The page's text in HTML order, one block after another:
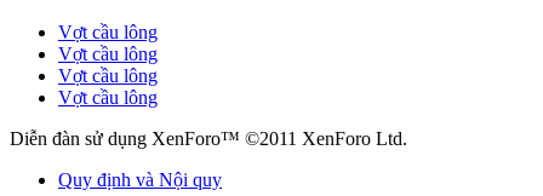
Vợt cầu lông
Vợt cầu lông
Vợt cầu lông
Vợt cầu lông
Diễn đàn sử dụng XenForo™ ©2011 XenForo Ltd.
Quy định và Nội quy